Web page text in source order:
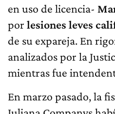
en uso de licencia-
por lesiones leves
de su expareja. En
analizados por la
mientras fue
En marzo pasado, la